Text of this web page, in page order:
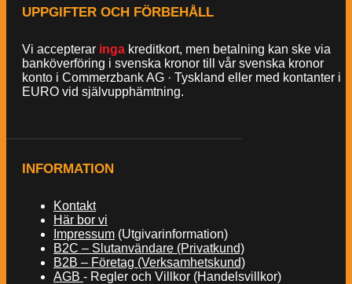
UPPGIFTER OCH FÖRBEHÅLL
Vi accepterar inga kreditkort, men betalning kan ske via
banköverföring i svenska kronor till vår svenska kronor
konto i Commerzbank AG · Tyskland eller med kontanter i
EURO vid självupphämtning.
INFORMATION
Kontakt
Här bor vi
Impressum (Utgivarinformation)
B2C – Slutanvändare (Privatkund)
B2B – Företag (Verksamhetskund)
AGB - Regler och Villkor (Handelsvillkor)